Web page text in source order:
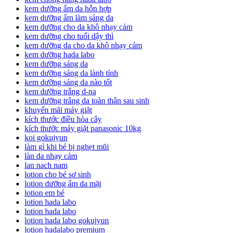
kem dưỡng ẩm da hỗn hợp
kem dưỡng ẩm làm sáng da
kem dưỡng cho da khô nhạy cảm
kem dưỡng cho tuổi dậy thì
kem dưỡng da cho da khô nhạy cảm
kem dưỡng hada labo
kem dưỡng sáng da
kem dưỡng sáng da lành tính
kem dưỡng sáng da nào tốt
kem dưỡng trắng d-na
kem dưỡng trắng da toàn thân sau sinh
khuyến mãi máy giặt
kích thước điều hòa cây
kích thước máy giặt panasonic 10kg
koi gokujyun
làm gì khi bé bị nghẹt mũi
làn da nhạy cảm
lan nach nam
lotion cho bé sơ sinh
lotion dưỡng ẩm da mặt
lotion em bé
lotion hada labo
lotion hada labo
lotion hada labo gokujyun
lotion hadalabo premium